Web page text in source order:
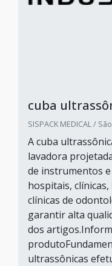
cuba
SISPACK MEDICAL /
A cuba
lavadora
de instrumentos
hospitais,
clínicas de
garantir alta
dos
ultrassônicas